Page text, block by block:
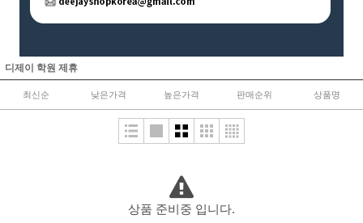
디제이 학원 제휴
최신순 낮은가격 높은가격 판매순위 상품명
상품 준비중 입니다.